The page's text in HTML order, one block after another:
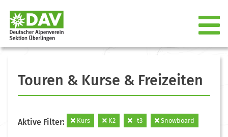
Touren & Kurse & Freizeiten
Aktive Filter: Kurs K2 =t3 Snowboard